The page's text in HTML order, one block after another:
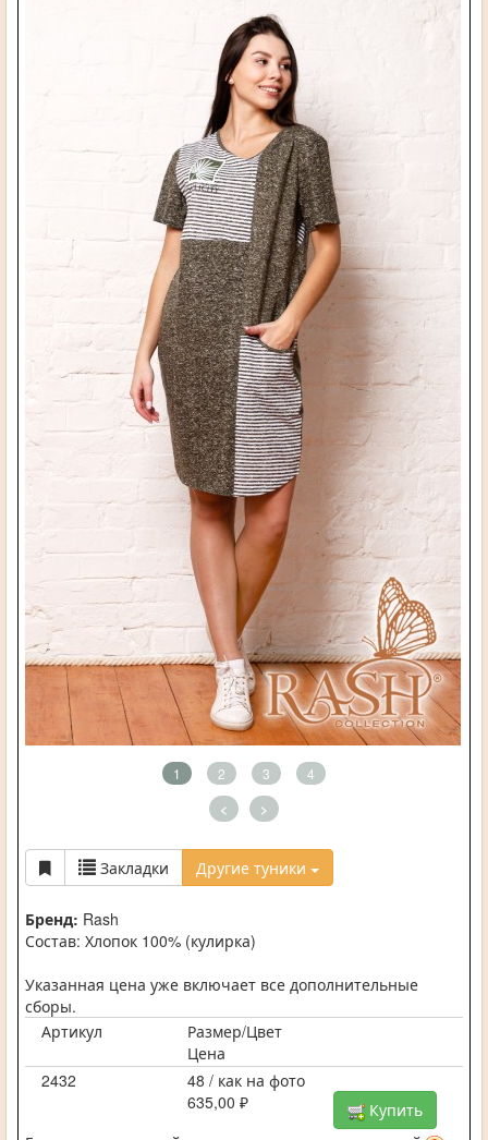
1 2 3 4
< >
Закладки Другие туники
Бренд: Rash
Состав: Хлопок 100% (кулирка)
Указанная цена уже включает все дополнительные
сборы.
Артикул
Размер/Цвет
Цена
2432
48 / как на фото
635,00 ₽
Купить